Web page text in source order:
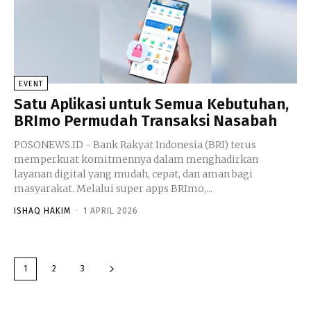
EVENT
Satu Aplikasi untuk Semua Kebutuhan,
BRImo Permudah Transaksi Nasabah
POSONEWS.ID - Bank Rakyat Indonesia (BRI) terus
memperkuat komitmennya dalam menghadirkan
layanan digital yang mudah, cepat, dan aman bagi
masyarakat. Melalui super apps BRImo,...
ISHAQ HAKIM - 1 APRIL 2026
1 2 3